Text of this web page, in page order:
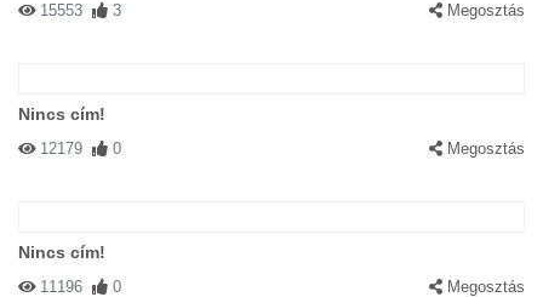
15553 3 Megosztás
Nincs cím!
12179 0 Megosztás
Nincs cím!
11196 0 Megosztás